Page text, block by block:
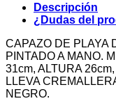
Descripción
¿Dudas del
CAPAZO DE PLAYA
PINTADO A MANO.
31cm, ALTURA
LLEVA
NEGRO.